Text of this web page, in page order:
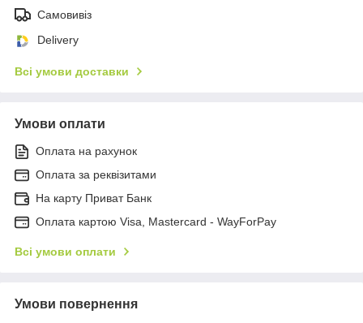
Самовивіз
Delivery
Всі умови доставки
Умови оплати
Оплата на рахунок
Оплата за реквізитами
На карту Приват Банк
Оплата картою Visa, Mastercard - WayForPay
Всі умови оплати
Умови повернення